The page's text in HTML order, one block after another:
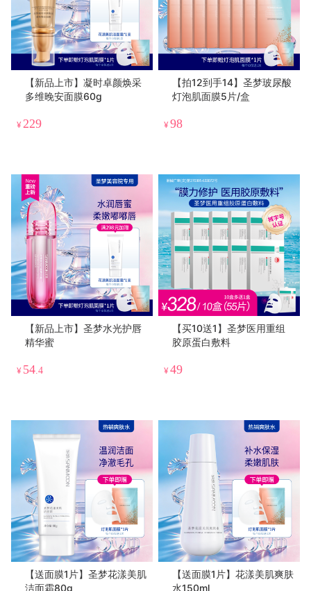
【新品上市】凝时卓颜焕采
多维晚安面膜60g
¥229
【拍12到手14】圣梦玻尿酸
灯泡肌面膜5片/盒
¥98
【新品上市】圣梦水光护唇
精华蜜
¥ 54.4
【买10送1】圣梦医用重组
胶原蛋白敷料
¥49
【送面膜1片】圣梦花漾美肌
洁面霜80g
【送面膜1片】花漾美肌爽肤
水150ml